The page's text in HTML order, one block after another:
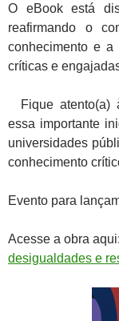
O eBook está
reafirmando o
conhecimento e a
críticas e
Fique atento(a)
essa importante
universidades
conhecimento
Evento para
Acesse a obra aqui:
desigualdades e